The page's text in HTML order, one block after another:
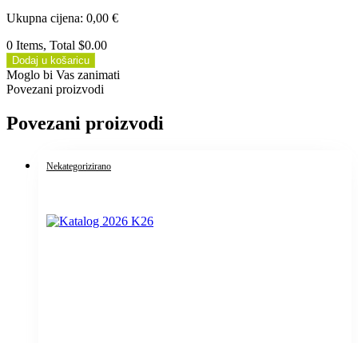
Ukupna cijena: 0,00 €
0 Items, Total $0.00
Dodaj u košaricu
Moglo bi Vas zanimati
Povezani proizvodi
Povezani proizvodi
Nekategorizirano